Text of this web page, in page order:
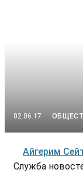
02.06.17
Айгерим
Служба